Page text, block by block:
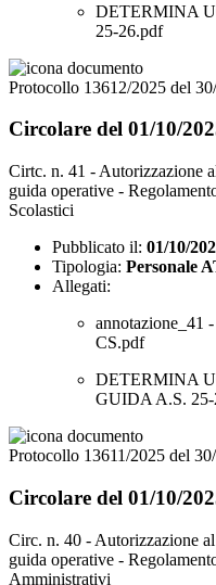
DETERMINA
25-26.pdf
Protocollo 13612/2025 del
Circolare del 01/10/
Cirtc. n. 41 - Autorizzazione
guida operative -
Scolastici
Pubblicato il: 01/10/
Tipologia: Personale
Allegati:
annotazione_41
CS.pdf
DETERMINA
GUIDA A.S.
Protocollo 13611/2025 del
Circolare del 01/10/
Circ. n. 40 - Autorizzazione
guida operative -
Amministrativi